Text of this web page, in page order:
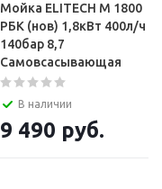
Мойка ELITECH М 1800
РБК (нов) 1,8кВт 400л/ч
140бар 8,7
Самовсасывающая
В наличии
9 490 руб.